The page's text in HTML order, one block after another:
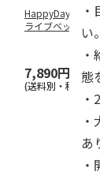
HappyDays
ライブベッド グレ
7,890円
(送料別・税込)
い。
態
あ